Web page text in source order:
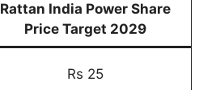
Rattan India Power Share
Price Target 2029
Rs 25